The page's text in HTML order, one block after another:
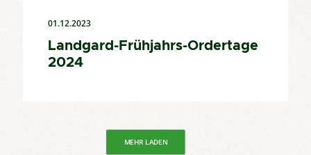
01.12.2023
Landgard-Frühjahrs-Ordertage
2024
MEHR LADEN